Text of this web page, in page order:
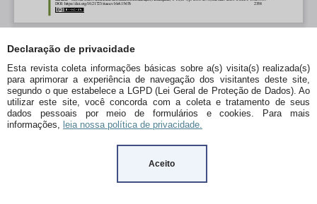
Declaração de privacidade
Esta revista coleta informações básicas sobre a(s) visita(s) realizada(s)
para aprimorar a experiência de navegação dos visitantes deste site,
segundo o que estabelece a LGPD (Lei Geral de Proteção de Dados). Ao
utilizar este site, você concorda com a coleta e tratamento de seus
dados pessoais por meio de formulários e cookies. Para mais
informações, leia nossa política de privacidade.
Aceito